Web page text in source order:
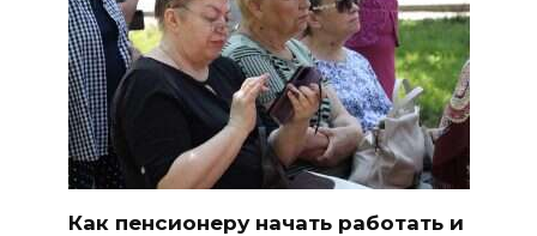
Как пенсионеру начать работать и